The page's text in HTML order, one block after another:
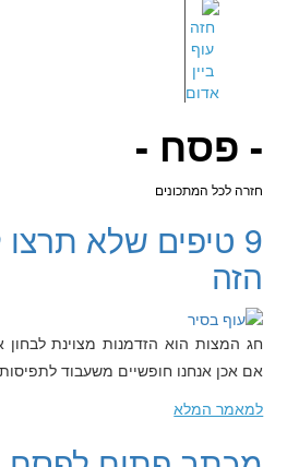
- פסח -
חזרה לכל המתכונים
9 טיפים שלא
הזה
חג המצות הוא הזדמנות מצוינת לבחון
אם אכן אנחנו חופשיים משעבוד לתפיסות
למאמר המלא